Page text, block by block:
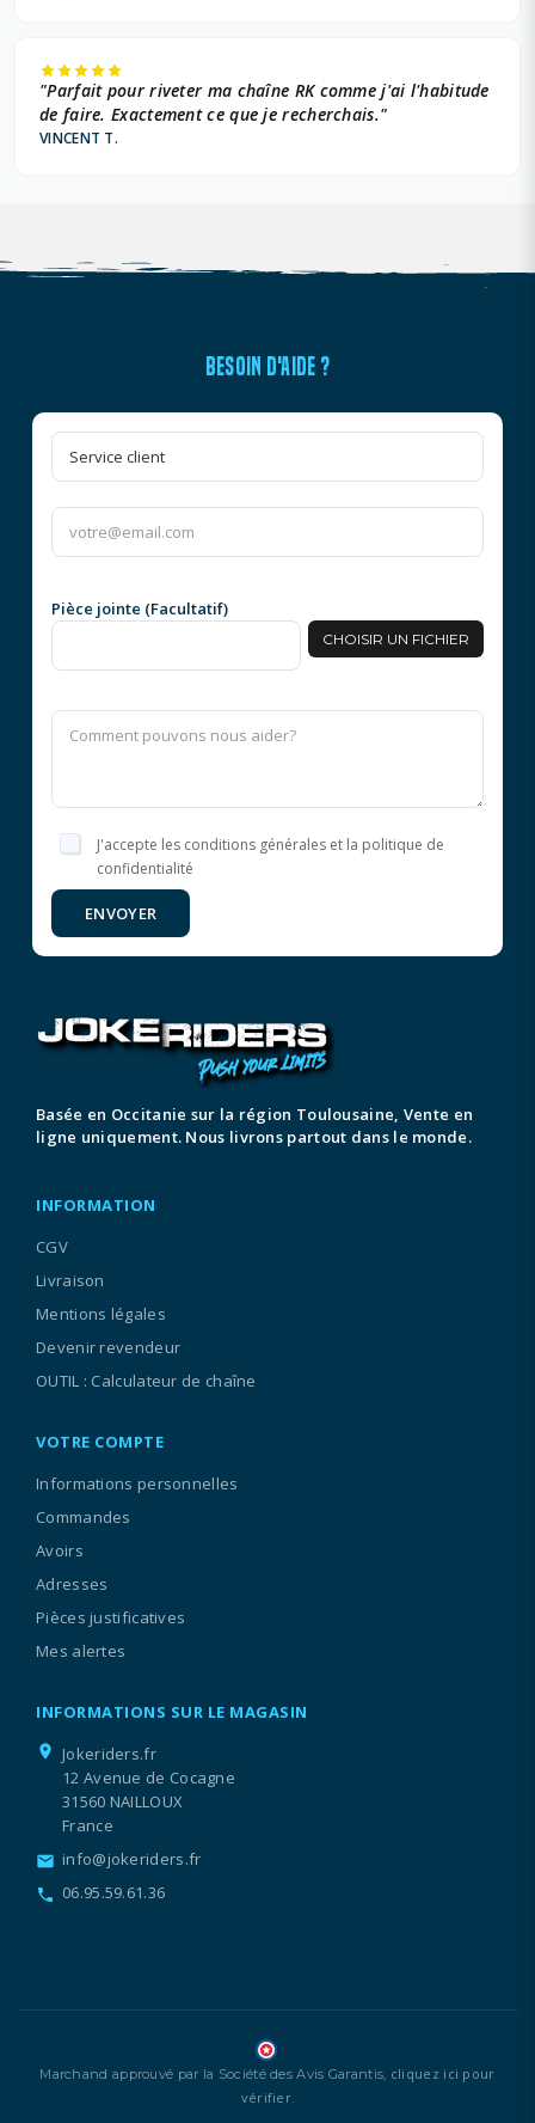
YAMAHA 998 +
"Parfait pour riveter ma chaîne RK comme j'ai l'habitude
de faire. Exactement ce que je recherchais."
VINCENT T.
BESOIN D'AIDE ?
Pièce jointe (Facultatif)
CHOISIR UN FICHIER
J'accepte les conditions générales et la politique de
confidentialité
ENVOYER
Basée en Occitanie sur la région Toulousaine, Vente en
ligne uniquement. Nous livrons partout dans le monde.
INFORMATION
CGV
Livraison
Mentions légales
Devenir revendeur
OUTIL : Calculateur de chaîne
VOTRE COMPTE
Informations personnelles
Commandes
Avoirs
Adresses
Pièces justificatives
Mes alertes
INFORMATIONS SUR LE MAGASIN
location_on
Jokeriders.fr
12 Avenue de Cocagne
31560 NAILLOUX
France
email info@jokeriders.fr
call 06.95.59.61.36
Marchand approuvé par la Société des Avis Garantis, cliquez ici pour
vérifier